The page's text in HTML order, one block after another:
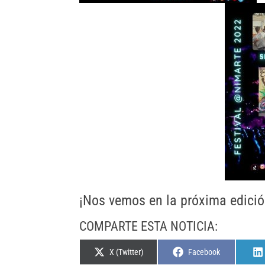
¡Nos vemos en la próxima
COMPARTE ESTA NOTICIA:
Compartir
X (Twitter)
Compartir
Facebook